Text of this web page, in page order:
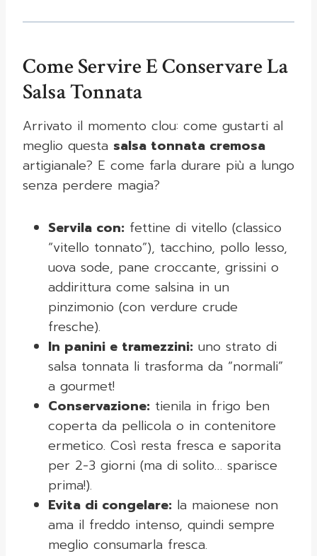
Come Servire E Conservare La
Salsa Tonnata
Arrivato il momento clou: come gustarti al
meglio questa salsa tonnata cremosa
artigianale? E come farla durare più a lungo
senza perdere magia?
Servila con: fettine di vitello (classico
“vitello tonnato”), tacchino, pollo lesso,
uova sode, pane croccante, grissini o
addirittura come salsina in un
pinzimonio (con verdure crude
fresche).
In panini e tramezzini: uno strato di
salsa tonnata li trasforma da “normali”
a gourmet!
Conservazione: tienila in frigo ben
coperta da pellicola o in contenitore
ermetico. Così resta fresca e saporita
per 2-3 giorni (ma di solito… sparisce
prima!).
Evita di congelare: la maionese non
ama il freddo intenso, quindi sempre
meglio consumarla fresca.